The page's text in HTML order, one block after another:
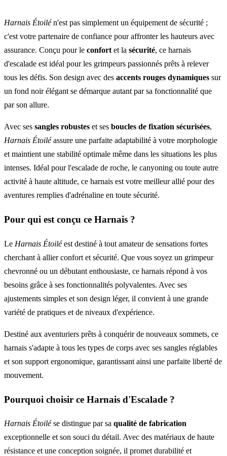
Harnais Étoilén'est pas simplement un équipement de sécurité ;
c'est votre partenaire de confiance pour affronter les hauteurs avec
assurance. Conçu pour le confortet la sécurité, ce harnais
d'escalade est idéal pour les grimpeurs passionnés prêts à relever
tous les défis. Son design avec des accents rouges dynamiques sur
un fond noir élégant se démarque autant par sa fonctionnalité que
par son allure.
Avec ses sangles robustes et ses boucles de fixation sécurisées,
Harnais Étoiléassure une parfaite adaptabilité à votre morphologie
et maintient une stabilité optimale même dans les situations les plus
intenses. Idéal pour l'escalade de roche, le canyoning ou toute autre
activité à haute altitude, ce harnais est votre meilleur allié pour des
aventures remplies d'adrénaline en toute sécurité.
Pour qui est conçu ce Harnais ?
Le Harnais Étoiléest destiné à tout amateur de sensations fortes
cherchant à allier confort et sécurité. Que vous soyez un grimpeur
chevronné ou un débutant enthousiaste, ce harnais répond à vos
besoins grâce à ses fonctionnalités polyvalentes. Avec ses
ajustements simples et son design léger, il convient à une grande
variété de pratiques et de niveaux d'expérience.
Destiné aux aventuriers prêts à conquérir de nouveaux sommets, ce
harnais s'adapte à tous les types de corps avec ses sangles réglables
et son support ergonomique, garantissant ainsi une parfaite liberté de
mouvement.
Pourquoi choisir ce Harnais d'Escalade ?
Harnais Étoilése distingue par sa qualité de fabrication
exceptionnelle et son souci du détail. Avec des matériaux de haute
résistance et une conception soignée, il promet durabilité et